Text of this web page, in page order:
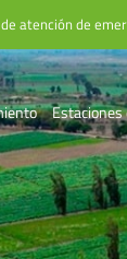
atención de
Estaciones